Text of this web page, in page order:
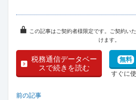
この記事はご契約者様限定です。ご契約い
けます。
税務通信データベー
スで続きを読む
無料
すぐに
前の記事